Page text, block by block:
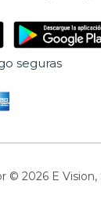
seguras
© 2026 E Vision,